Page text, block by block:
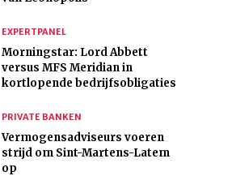
EXPERTPANEL
Morningstar: Lord Abbett
versus MFS Meridian in
kortlopende bedrijfsobligaties
PRIVATE BANKEN
Vermogensadviseurs voeren
strijd om Sint-Martens-Latem
op